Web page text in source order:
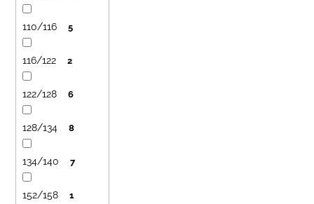
o
110/116 5
116/122 2
122/128 6
128/134 8
134/140 7
152/158 1
O
d
m